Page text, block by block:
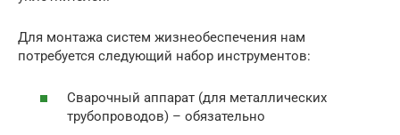
Для монтажа систем жизнеобеспечения нам
потребуется следующий набор инструментов:
Сварочный аппарат (для металлических
трубопроводов) – обязательно